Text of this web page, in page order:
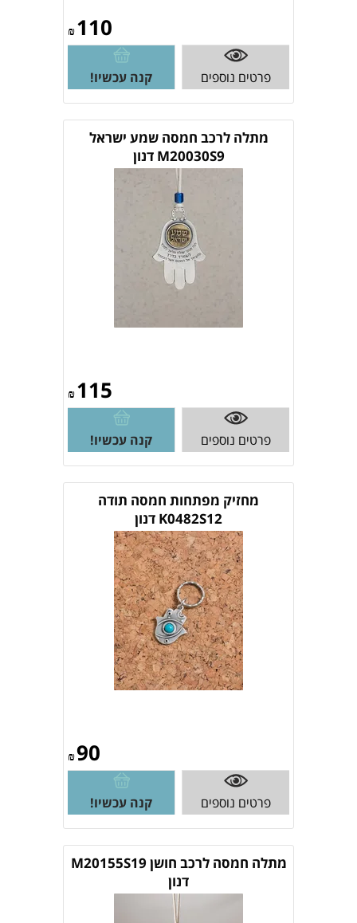
₪110
פרטים נוספים קנה עכשיו!
מתלה לרכב חמסה שמע ישראל
M20030S9 דנון
₪115
פרטים נוספים קנה עכשיו!
מחזיק מפתחות חמסה תודה
K0482S12 דנון
₪90
פרטים נוספים קנה עכשיו!
מתלה חמסה לרכב חושן M20155S19
דנון